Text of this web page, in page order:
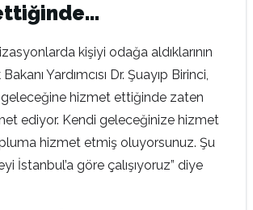
kişiyi odağa aldıklarının
Yardımcısı Dr. Şuayıp Birinci,
geleceğine hizmet ettiğinde zaten
ediyor. Kendi geleceğinize hizmet
hizmet etmiş oluyorsunuz. Şu
İstanbul’a göre çalışıyoruz” diye